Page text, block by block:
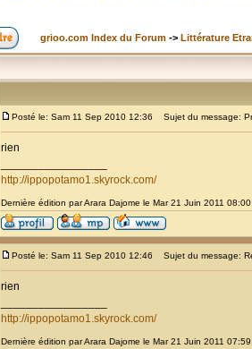
grioo.com Index du Forum -> Littérature
Posté le: Sam 11 Sep 2010 12:36 Sujet du message:
rien
http://ippopotamo1.skyrock.com/
Dernière édition par Arara Dajome le Mar 21 Juin 2011
Posté le: Sam 11 Sep 2010 12:46 Sujet du message:
rien
http://ippopotamo1.skyrock.com/
Dernière édition par Arara Dajome le Mar 21 Juin 2011